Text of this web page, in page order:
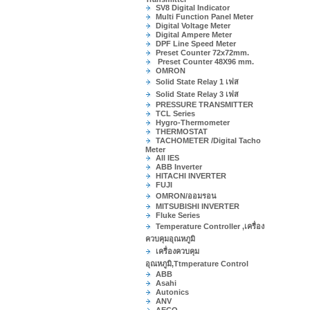
SV8 Digital Indicator
Multi Function Panel Meter
Digital Voltage Meter
Digital Ampere Meter
DPF Line Speed Meter
Preset Counter 72x72mm.
Preset Counter 48X96 mm.
OMRON
Solid State Relay 1 เฟส
Solid State Relay 3 เฟส
PRESSURE TRANSMITTER
TCL Series
Hygro-Thermometer
THERMOSTAT
TACHOMETER /Digital Tacho
Meter
All IES
ABB Inverter
HITACHI INVERTER
FUJI
OMRON/ออมรอน
MITSUBISHI INVERTER
Fluke Series
Temperature Controller ,เครื่อง
ควบคุมอุณหภูมิ
เครื่องควบคุม
อุณหภูมิ,Ttmperature Control
ABB
Asahi
Autonics
ANV